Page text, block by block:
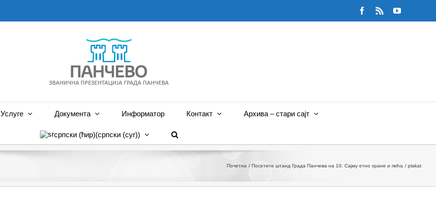
Facebook
Rss YouTube
Услуге Документа Информатор Контакт Архива – стари сајт
српски (ћир)(српски (cyr))
Почетна Посетите штанд Града Панчева на 10. Сајму етно хране и пића plakat